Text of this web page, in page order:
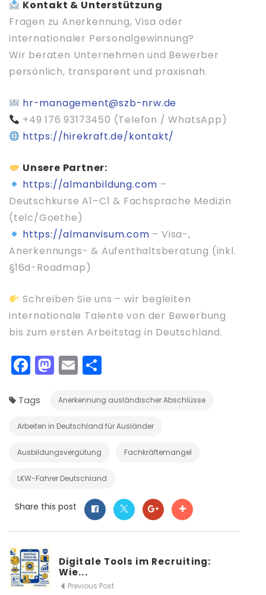
Kontakt & Unterstützung
Fragen zu Anerkennung, Visa oder
internationaler Personalgewinnung?
Wir beraten Unternehmen und Bewerber
persönlich, transparent und praxisnah.
hr-management@szb-nrw.de
+49 176 93173450 (Telefon / WhatsApp)
https://hirekraft.de/kontakt/
Unsere Partner:
https://almanbildung.com –
Deutschkurse A1–C1 & Fachsprache Medizin
(telc/Goethe)
https://almanvisum.com – Visa-,
Anerkennungs- & Aufenthaltsberatung (inkl.
§16d-Roadmap)
Schreiben Sie uns – wir begleiten
internationale Talente von der Bewerbung
bis zum ersten Arbeitstag in Deutschland.
Facebook
Mastodon
Email
Tags Anerkennung ausländischer Abschlüsse
Arbeiten in Deutschland für Ausländer
Ausbildungsvergütung Fachkräftemangel
LKW-Fahrer Deutschland
Share this post
Digitale Tools im Recruiting:
Wie...
Previous Post